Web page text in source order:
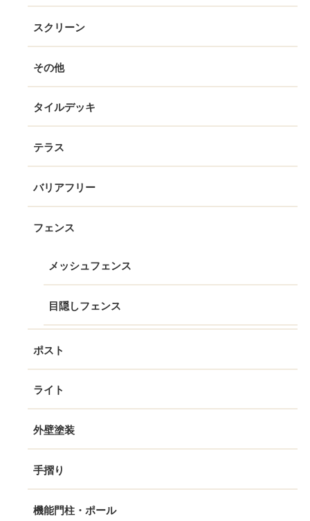
スクリーン
その他
タイルデッキ
テラス
バリアフリー
フェンス
メッシュフェンス
目隠しフェンス
ポスト
ライト
外壁塗装
手摺り
機能門柱・ポール